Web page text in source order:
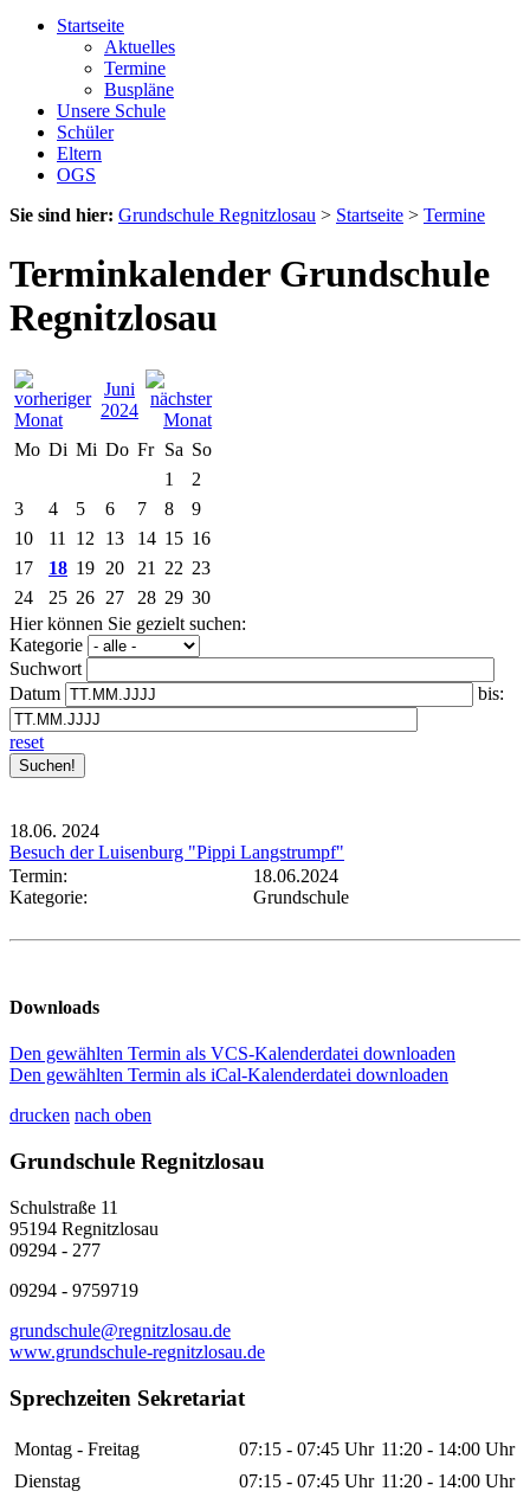
Startseite
Aktuelles
Termine
Buspläne
Unsere Schule
Schüler
Eltern
OGS
Sie sind hier: Grundschule Regnitzlosau > Startseite > Termine
Terminkalender Grundschule
Regnitzlosau
Juni
2024
Mo Di Mi Do Fr Sa So
1
2
3
4 5 6 7 8
9
10
11 12 13 14 15 16
17
18 19 20 21 22 23
24
25 26 27 28 29 30
Hier können Sie gezielt suchen:
Kategorie
Suchwort
Datum
bis:
reset
18.06. 2024
Besuch der Luisenburg "Pippi Langstrumpf"
Termin:
18.06.2024
Kategorie:
Grundschule
Downloads
Den gewählten Termin als VCS-Kalenderdatei downloaden
Den gewählten Termin als iCal-Kalenderdatei downloaden
drucken nach oben
Grundschule Regnitzlosau
Schulstraße 11
95194 Regnitzlosau
09294 - 277
09294 - 9759719
grundschule@regnitzlosau.de
www.grundschule-regnitzlosau.de
Sprechzeiten Sekretariat
Montag - Freitag 07:15 - 07:45 Uhr 11:20 - 14:00 Uhr
Dienstag
07:15 - 07:45 Uhr 11:20 - 14:00 Uhr